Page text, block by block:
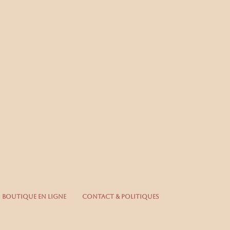
Se connecter
Boutique en ligne Contact & Politiques